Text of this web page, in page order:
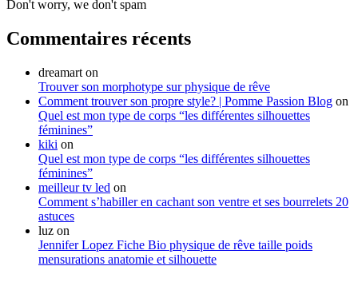
Don't worry, we don't spam
Commentaires récents
dreamart on
Trouver son morphotype sur physique de rêve
Comment trouver son propre style? | Pomme Passion Blog on
Quel est mon type de corps “les différentes silhouettes
féminines”
kiki on
Quel est mon type de corps “les différentes silhouettes
féminines”
meilleur tv led on
Comment s’habiller en cachant son ventre et ses bourrelets 20
astuces
luz on
Jennifer Lopez Fiche Bio physique de rêve taille poids
mensurations anatomie et silhouette